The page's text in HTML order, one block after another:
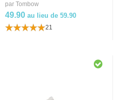
par Tombow
49.90 au lieu de 59.90
21